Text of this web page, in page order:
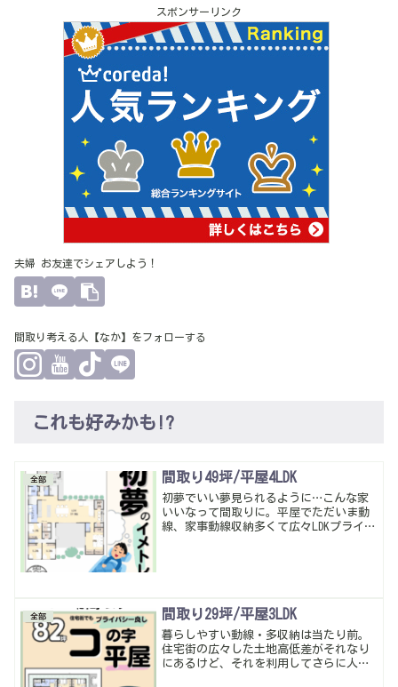
スポンサーリンク
夫婦 お友達でシェアしよう！
間取り考える人【なか】をフォローする
これも好みかも!?
全部 間取り49坪/平屋4LDK
初夢でいい夢見られるように…こんな家
いいなって間取りに。平屋でただいま動
線、家事動線収納多くて広々LDKプライバ
全部 間取り29坪/平屋3LDK
暮らしやすい動線・多収納は当たり前。
住宅街の広々した土地高低差がそれなり
にあるけど、それを利用してさらに人目